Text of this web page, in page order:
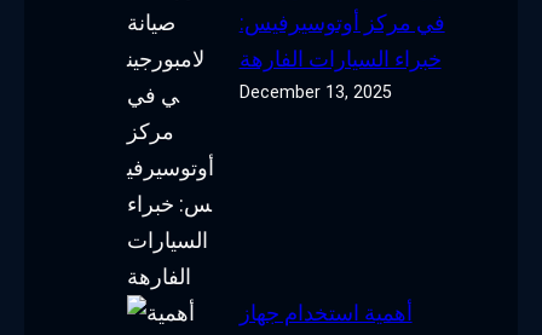
في مركز أوتوسيرفيس:
خبراء السيارات الفارهة
December 13, 2025
أهمية استخدام جهاز